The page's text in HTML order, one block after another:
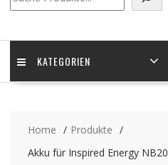
KATEGORIEN
Home
Produkte
Akku für Inspired Energy